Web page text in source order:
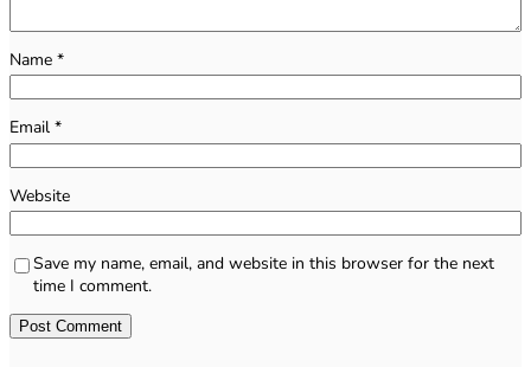
Name *
Email *
Website
Save my name, email, and website in this browser for the next
time I comment.